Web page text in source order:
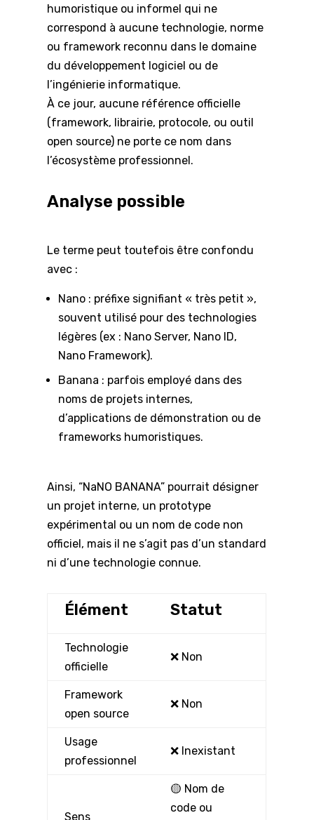
humoristique ou informel qui ne
correspond à aucune technologie, norme
ou framework reconnu dans le domaine
du développement logiciel ou de
l’ingénierie informatique.
À ce jour, aucune référence officielle
(framework, librairie, protocole, ou outil
open source) ne porte ce nom dans
l’écosystème professionnel.
Analyse possible
Le terme peut toutefois être confondu
avec :
Nano : préfixe signifiant « très petit »,
souvent utilisé pour des technologies
légères (ex : Nano Server, Nano ID,
Nano Framework).
Banana : parfois employé dans des
noms de projets internes,
d’applications de démonstration ou de
frameworks humoristiques.
Ainsi, “NaNO BANANA” pourrait désigner
un projet interne, un prototype
expérimental ou un nom de code non
officiel, mais il ne s’agit pas d’un standard
ni d’une technologie connue.
Élément Statut
Technologie
officielle
❌ Non
Framework
open source
❌ Non
Usage
professionnel
❌ Inexistant
Sens
🟡 Nom de
code ou